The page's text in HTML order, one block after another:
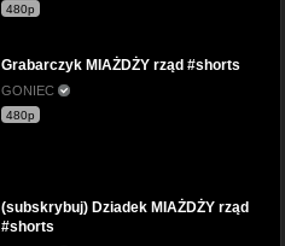
480p
Grabarczyk MIAŻDŻY rząd #shorts
GONIEC
480p
(subskrybuj) Dziadek MIAŻDŻY rząd
#shorts